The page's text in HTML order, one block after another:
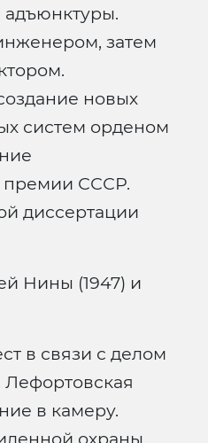
адъюнктуры.
затем
новых
систем орденом
премии СССР.
диссертации
Нины (1947) и
в связи с делом
в камеру.
охраны.